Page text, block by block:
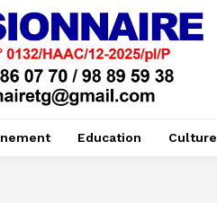
Education Culture